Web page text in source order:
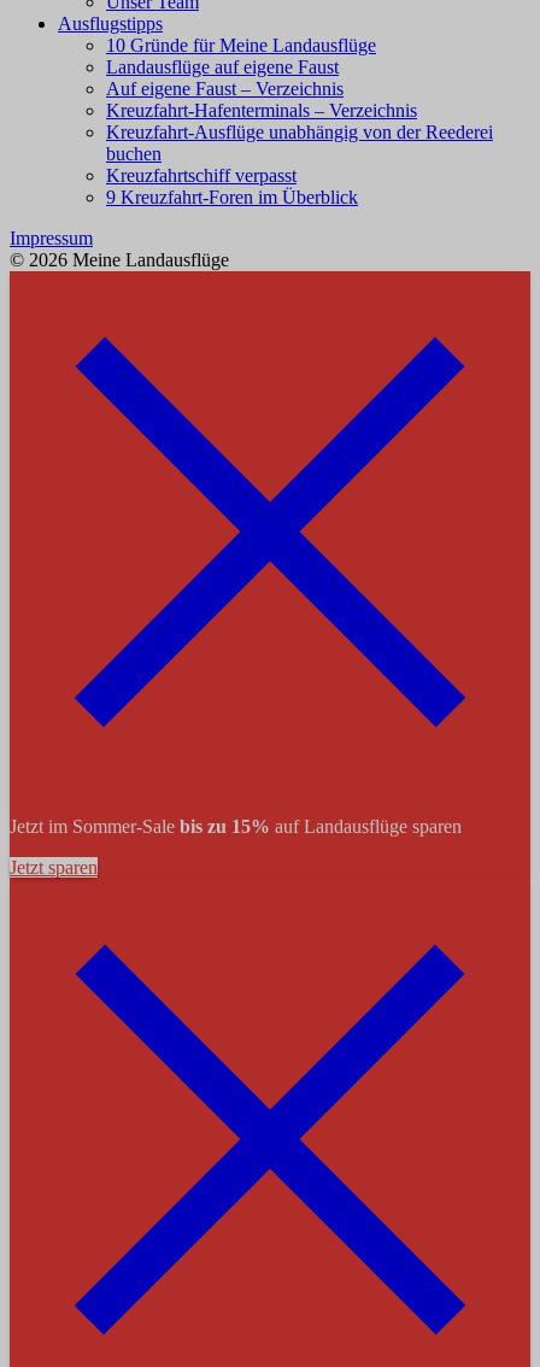
Ausflugstipps
10 Gründe für Meine Landausflüge
Landausflüge auf eigene Faust
Auf eigene Faust – Verzeichnis
Kreuzfahrt-Hafenterminals – Verzeichnis
Kreuzfahrt-Ausflüge unabhängig von der Reederei
buchen
Kreuzfahrtschiff verpasst
9 Kreuzfahrt-Foren im Überblick
Impressum
© 2026 Meine Landausflüge
Jetzt im Sommer-Sale bis zu 15% auf Landausflüge sparen
Jetzt sparen